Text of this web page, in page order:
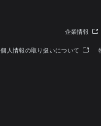
企業情報
個人情報の取り扱いについて